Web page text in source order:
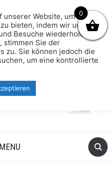
MENU
Website, um Ihnen
bieten, indem wir uns an
Besuche wiederholen.
stimmen Sie der
zu. Sie können jedoch die
um eine kontrollierte
0